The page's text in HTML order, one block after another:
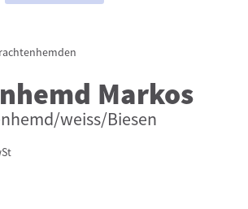
Markos
weiss/Biesen